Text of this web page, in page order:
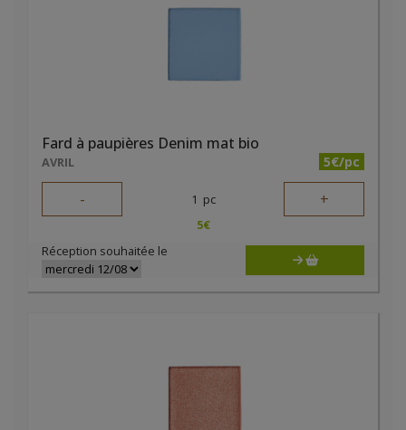
Fard à paupières Denim mat bio
AVRIL 5€/pc
- 1 pc +
5€
Réception souhaitée le